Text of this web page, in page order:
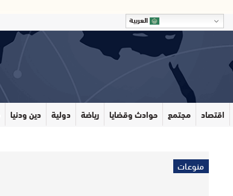
العربية
اقتصاد مجتمع حوادث وقضايا رياضة دولية دين ودنيا
منوعات